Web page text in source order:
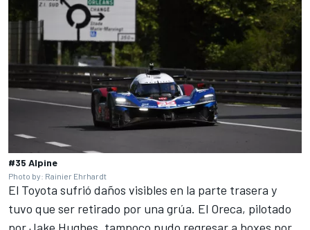
#35 Alpine
Photo by: Rainier Ehrhardt
El Toyota sufrió daños visibles en la parte trasera y
tuvo que ser retirado por una grúa. El Oreca, pilotado